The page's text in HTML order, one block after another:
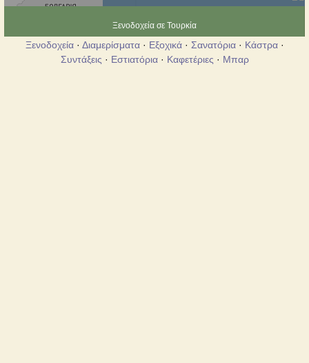
Ξενοδοχεία σε Τουρκία
Ξενοδοχεία· Διαμερίσματα· Εξοχικά· Σανατόρια· Κάστρα·
Συντάξεις · Εστιατόρια· Καφετέριες · Μπαρ